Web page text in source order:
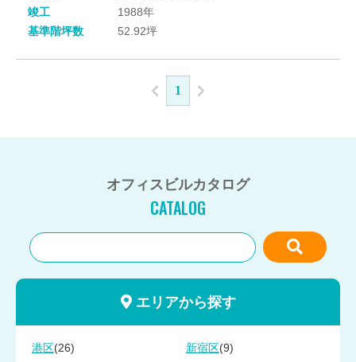
竣工
1988年
基準階坪数
52.92坪
1
オフィスビルカタログ
CATALOG
エリアから探す
港区 (26) 新宿区 (9)